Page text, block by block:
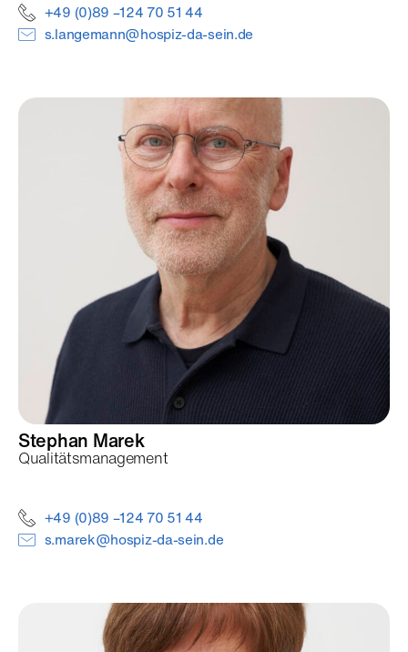
+49 (0)89 –124 70 51 44
s.langemann@hospiz-da-sein.de
Stephan Marek
Qualitätsmanagement
+49 (0)89 –124 70 51 44
s.marek@hospiz-da-sein.de